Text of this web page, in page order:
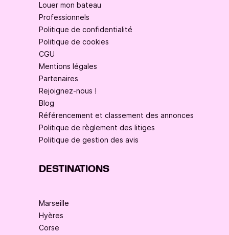
Louer mon bateau
Professionnels
Politique de confidentialité
Politique de cookies
CGU
Mentions légales
Partenaires
Rejoignez-nous !
Blog
Référencement et classement des annonces
Politique de règlement des litiges
Politique de gestion des avis
DESTINATIONS
Marseille
Hyères
Corse